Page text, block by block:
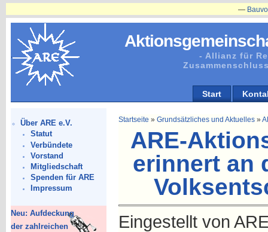
- Allianz für
Start
Über ARE e.V.
Statut
Verbündete
Vorstand
Mitgliedschaft
Spenden für ARE
Impressum
Neu: Aufdeckung
der zahlreichen
Startseite » Grundsätzliches und Aktuelles»
ARE-
erinnert an
Eingestellt von